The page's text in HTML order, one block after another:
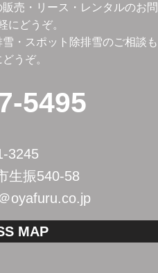
売・リース・レンタルのお問
にどうぞ。
・スポット除排雪のご相談も
うぞ。
5495
3245
生振540-58
oyafuru.co.jp
MAP